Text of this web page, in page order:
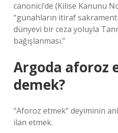
canonici’de (Kilise Kanunu
“günahların itiraf sakramenti
dünyevi bir ceza yoluyla
bağışlanması.”
Argoda aforoz
demek?
“Aforoz etmek” deyiminin
ilan etmek.